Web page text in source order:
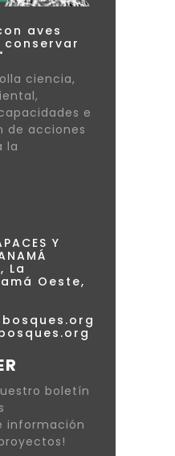
aves
ciencia,
e
de acciones
la
Y
La
Oeste,
boletín
información